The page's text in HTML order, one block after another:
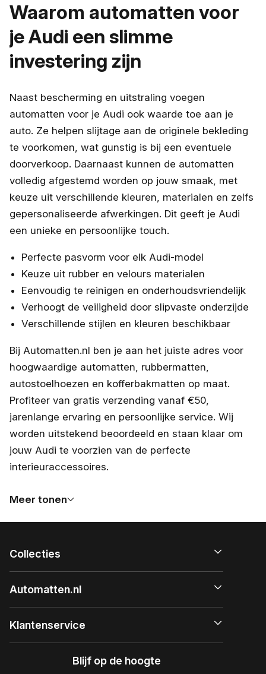
Waarom automatten voor
je Audi een slimme
investering zijn
Naast bescherming en uitstraling voegen
automatten voor je Audi ook waarde toe aan je
auto. Ze helpen slijtage aan de originele bekleding
te voorkomen, wat gunstig is bij een eventuele
doorverkoop. Daarnaast kunnen de automatten
volledig afgestemd worden op jouw smaak, met
keuze uit verschillende kleuren, materialen en zelfs
gepersonaliseerde afwerkingen. Dit geeft je Audi
een unieke en persoonlijke touch.
Perfecte pasvorm voor elk Audi-model
Keuze uit rubber en velours materialen
Eenvoudig te reinigen en onderhoudsvriendelijk
Verhoogt de veiligheid door slipvaste onderzijde
Verschillende stijlen en kleuren beschikbaar
Bij Automatten.nl ben je aan het juiste adres voor
hoogwaardige automatten, rubbermatten,
autostoelhoezen en kofferbakmatten op maat.
Profiteer van gratis verzending vanaf €50,
jarenlange ervaring en persoonlijke service. Wij
worden uitstekend beoordeeld en staan klaar om
jouw Audi te voorzien van de perfecte
interieuraccessoires.
Meer tonen
Collecties
Automatten.nl
Klantenservice
Blijf op de hoogte